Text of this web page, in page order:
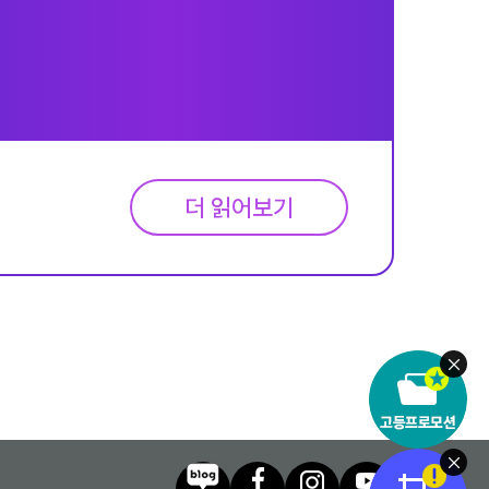
더 읽어보기